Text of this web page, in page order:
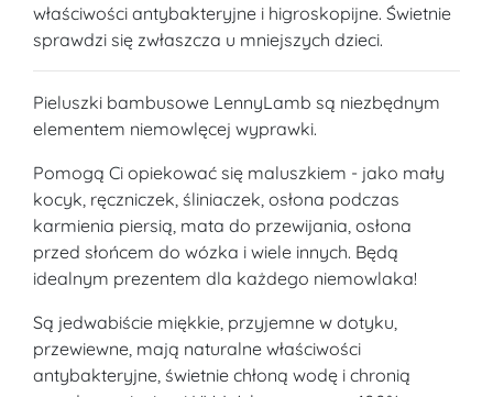
właściwości antybakteryjne i higroskopijne. Świetnie
sprawdzi się zwłaszcza u mniejszych dzieci.
Pieluszki bambusowe LennyLamb są niezbędnym
elementem niemowlęcej wyprawki.
Pomogą Ci opiekować się maluszkiem - jako mały
kocyk, ręczniczek, śliniaczek, osłona podczas
karmienia piersią, mata do przewijania, osłona
przed słońcem do wózka i wiele innych. Będą
idealnym prezentem dla każdego niemowlaka!
Są jedwabiście miękkie, przyjemne w dotyku,
przewiewne, mają naturalne właściwości
antybakteryjne, świetnie chłoną wodę i chronią